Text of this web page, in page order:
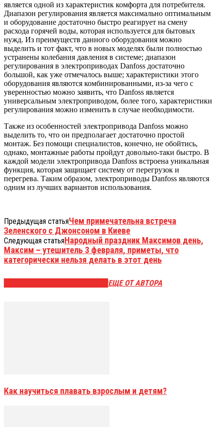
является одной из характеристик комфорта для потребителя.
Диапазон регулирования является максимально оптимальным
и оборудование достаточно быстро реагирует на смену
расхода горячей воды, которая используется для бытовых
нужд. Из преимуществ данного оборудования можно
выделить и тот факт, что в новых моделях были полностью
устранены колебания давления в системе; диапазон
регулирования в электроприводах Danfoss достаточно
большой, как уже отмечалось выше; характеристики этого
оборудования являются комбинированными, из-за чего с
уверенностью можно заявить, что Danfoss является
универсальным электроприводом, более того, характеристики
регулирования можно изменить в случае необходимости.
Также из особенностей электропривода Danfoss можно
выделить то, что он предполагает достаточно простой
монтаж. Без помощи специалистов, конечно, не обойтись,
однако, монтажные работы пройдут довольно-таки быстро. В
каждой модели электропривода Danfoss встроена уникальная
функция, которая защищает систему от перегрузок и
перегрева. Таким образом, электроприводы Danfoss являются
одним из лучших вариантов использования.
Предыдущая статьяЧем примечательна встреча
Зеленского с Джонсоном в Киеве
Следующая статьяНародный праздник Максимов день,
Максим – утешитель 3 февраля, приметы, что
категорически нельзя делать в этот день
ЕЩЕ ОТ АВТОРА
Как научиться плавать взрослым и детям?